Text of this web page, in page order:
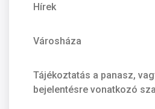
Hírek
Városháza
Tájékoztatás a panasz,
bejelentésre vonatkozó